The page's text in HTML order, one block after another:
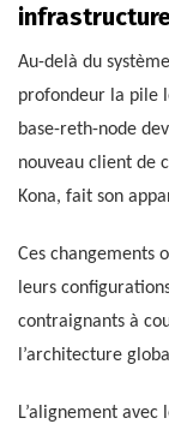
Au-delà du
profondeur la pile
base-reth-node
nouveau client de
Kona, fait son
Ces changements
leurs
contraignants à
l’architecture
L’alignement avec